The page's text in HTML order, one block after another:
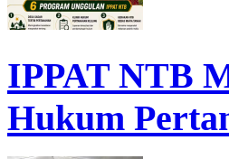
IPPAT NTB
Hukum